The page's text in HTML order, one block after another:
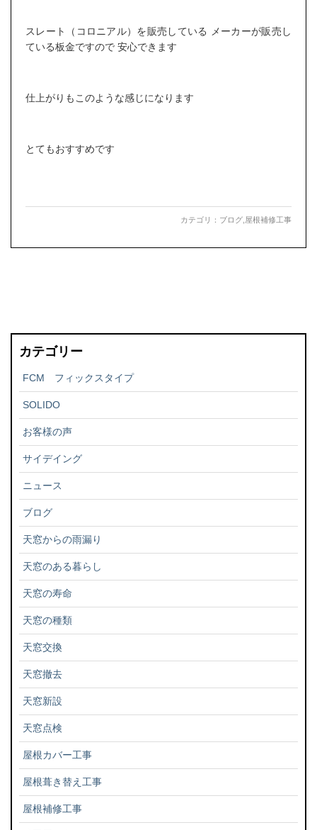
スレート（コロニアル）を販売している メーカーが販売し
ている板金ですので 安心できます
仕上がりもこのような感じになります
とてもおすすめです
カテゴリ： ブログ 屋根補修工事
カテゴリー
FCM フィックスタイプ
SOLIDO
お客様の声
サイデイング
ニュース
ブログ
天窓からの雨漏り
天窓のある暮らし
天窓の寿命
天窓の種類
天窓交換
天窓撤去
天窓新設
天窓点検
屋根カバー工事
屋根葺き替え工事
屋根補修工事